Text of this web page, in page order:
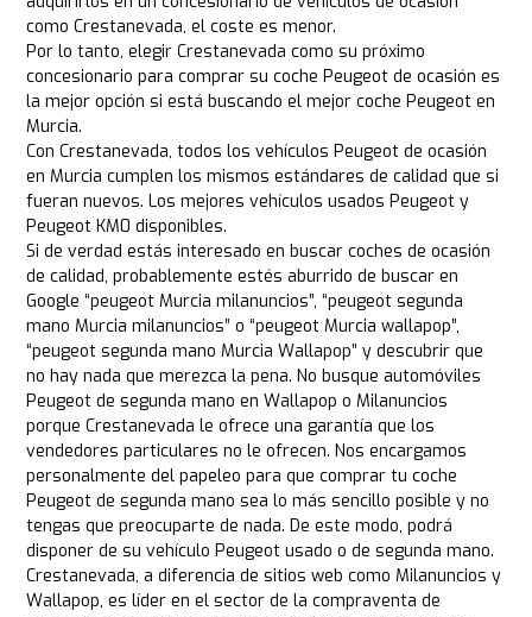
como Crestanevada, el coste es menor.
Por lo tanto, elegir Crestanevada como su próximo
concesionario para comprar su coche Peugeot de ocasión es
la mejor opción si está buscando el mejor coche Peugeot en
Murcia.
Con Crestanevada, todos los vehículos Peugeot de ocasión
en Murcia cumplen los mismos estándares de calidad que si
fueran nuevos. Los mejores vehículos usados Peugeot y
Peugeot KM0 disponibles.
Si de verdad estás interesado en buscar coches de ocasión
de calidad, probablemente estés aburrido de buscar en
Google “peugeot Murcia milanuncios”, “peugeot segunda
mano Murcia milanuncios” o “peugeot Murcia wallapop”,
“peugeot segunda mano Murcia Wallapop” y descubrir que
no hay nada que merezca la pena. No busque automóviles
Peugeot de segunda mano en Wallapop o Milanuncios
porque Crestanevada le ofrece una garantía que los
vendedores particulares no le ofrecen. Nos encargamos
personalmente del papeleo para que comprar tu coche
Peugeot de segunda mano sea lo más sencillo posible y no
tengas que preocuparte de nada. De este modo, podrá
disponer de su vehículo Peugeot usado o de segunda mano.
Crestanevada, a diferencia de sitios web como Milanuncios y
Wallapop, es líder en el sector de la compraventa de